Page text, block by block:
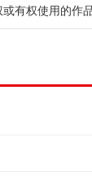
有权使用的作